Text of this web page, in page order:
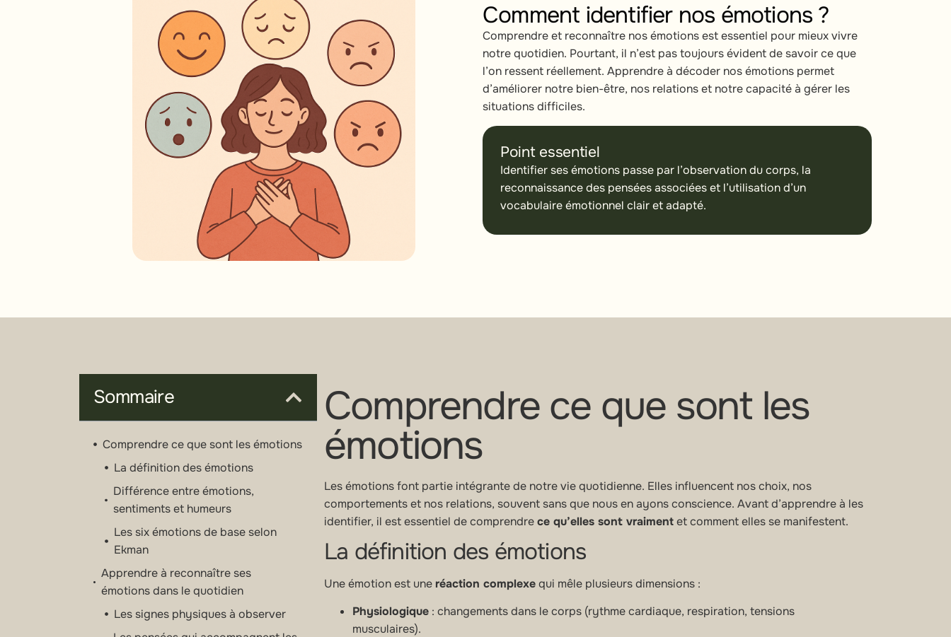
Comment identifier nos émotions ?
Comprendre et reconnaître nos émotions est essentiel pour mieux vivre
notre quotidien. Pourtant, il n’est pas toujours évident de savoir ce que
l’on ressent réellement. Apprendre à décoder nos émotions permet
d’améliorer notre bien-être, nos relations et notre capacité à gérer les
situations difficiles.
Point essentiel
Identifier ses émotions passe par l’observation du corps, la
reconnaissance des pensées associées et l’utilisation d’un
vocabulaire émotionnel clair et adapté.
Sommaire
Comprendre ce que sont les émotions
La définition des émotions
Différence entre émotions,
sentiments et humeurs
Les six émotions de base selon
Ekman
Apprendre à reconnaître ses
émotions dans le quotidien
Les signes physiques à observer
Comprendre ce que sont les
émotions
Les émotions font partie intégrante de notre vie quotidienne. Elles influencent nos choix, nos
comportements et nos relations, souvent sans que nous en ayons conscience. Avant d’apprendre à les
identifier, il est essentiel de comprendrece qu’elles sont vraimentet comment elles se manifestent.
La définition des émotions
Une émotion est une réaction complexequi mêle plusieurs dimensions :
Physiologique : changements dans le corps (rythme cardiaque, respiration, tensions
musculaires).